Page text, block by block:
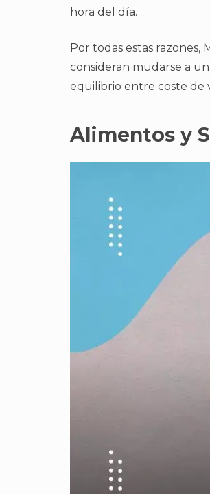
hora del día.
Por todas estas
consideran mudarse a
equilibrio entre coste de
Alimentos y